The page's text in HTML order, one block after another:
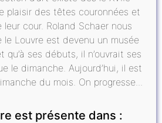
plaisir des têtes couronnées et
cour. Roland Schaer nous
le Louvre est devenu un musée
qu’à ses débuts, il n’ouvrait ses
le dimanche. Aujourd’hui, il est
du mois. On progresse...
est présente dans :